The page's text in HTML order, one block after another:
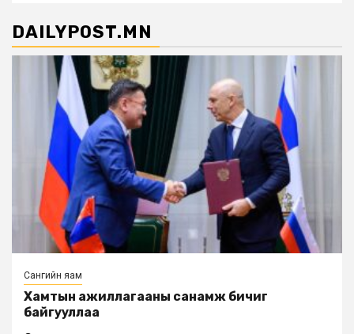
DAILYPOST.MN
Сангийн яам
Хамтын ажиллагааны санамж бичиг
байгууллаа